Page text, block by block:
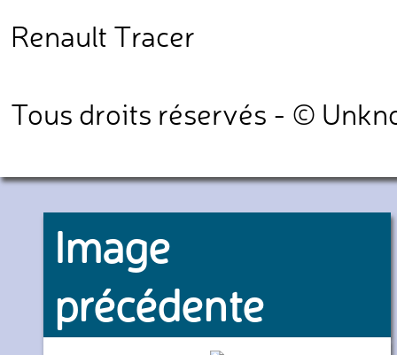
Renault Tracer
Tous droits réservés - ©
Image
précédente